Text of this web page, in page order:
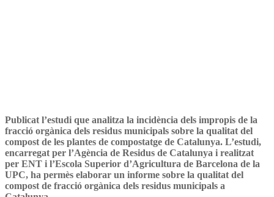
Publicat l’estudi que analitza la incidència dels impropis de la
fracció orgànica dels residus municipals sobre la qualitat del
compost de les plantes de compostatge de Catalunya. L’estudi,
encarregat per l’Agència de Residus de Catalunya i realitzat
per ENT i l’Escola Superior d’Agricultura de Barcelona de la
UPC, ha permès elaborar un informe sobre la qualitat del
compost de fracció orgànica dels residus municipals a